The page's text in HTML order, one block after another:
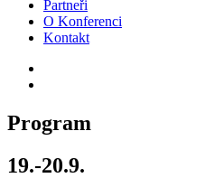
Partneři
O Konferenci
Kontakt
Program
19.-20.9.